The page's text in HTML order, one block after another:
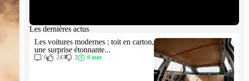
Les dernières actus
Les voitures modernes : toit en carton,
une surprise étonnante...
0 243 2 6 min